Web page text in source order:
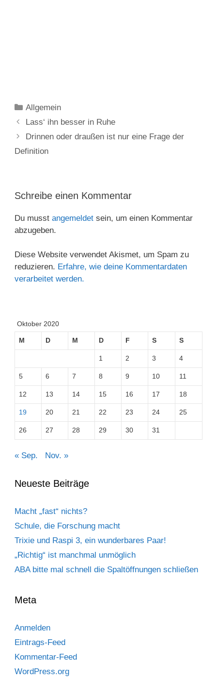
Kategorien
Allgemein
Lass‘ ihn besser in Ruhe
Drinnen oder draußen ist nur eine Frage der
Definition
Schreibe einen Kommentar
Du musst angemeldet sein, um einen Kommentar
abzugeben.
Diese Website verwendet Akismet, um Spam zu
reduzieren. Erfahre, wie deine Kommentardaten
verarbeitet werden.
Oktober 2020
M D M D F S S
1 2 3 4
5 6 7 8 9 10 11
12 13 14 15 16 17 18
19 20 21 22 23 24 25
26 27 28 29 30 31
« Sep. Nov. »
Neueste Beiträge
Macht „fast“ nichts?
Schule, die Forschung macht
Trixie und Raspi 3, ein wunderbares Paar!
„Richtig“ ist manchmal unmöglich
ABA bitte mal schnell die Spaltöffnungen schließen
Meta
Anmelden
Eintrags-Feed
Kommentar-Feed
WordPress.org